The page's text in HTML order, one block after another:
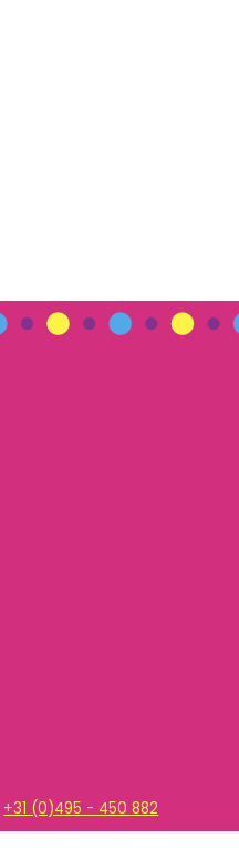
+31 (0)495 - 450 882